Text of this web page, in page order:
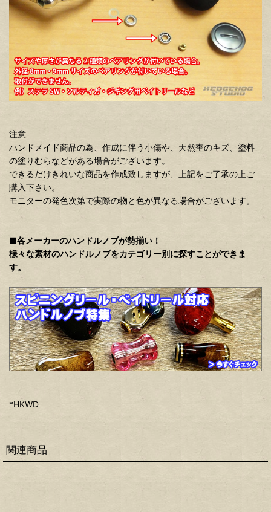
注意
ハンドメイド商品の為、作成に伴う小傷や、天然杢のキズ、塗料
の塗りむらなどがある場合がございます。
できるだけきれいな商品を作成致しますが、上記をご了承の上ご
購入下さい。
モニターの発色次第で実際の物と色が異なる場合がございます。
■各メーカーのハンドルノブが勢揃い！
様々な素材のハンドルノブをカテゴリー別に探すことができま
す。
*HKWD
関連商品